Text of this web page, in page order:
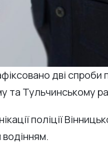
дві спроби
та Тульчинському
поліції
водінням.